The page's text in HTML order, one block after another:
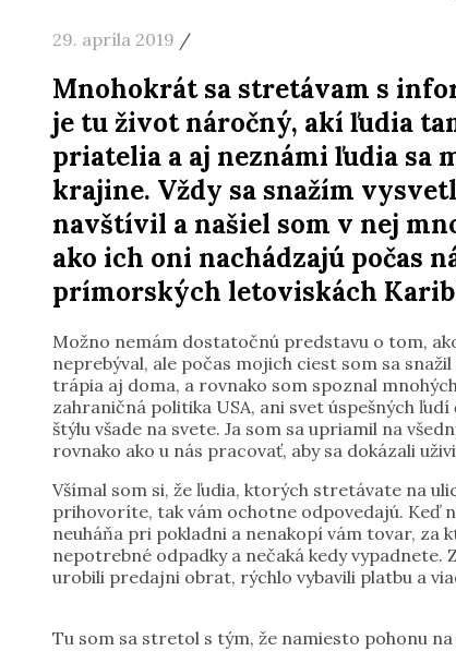
29. apríla 2019 /
Mnohokrát sa stretávam s
je tu život náročný, akí ľudia
priatelia a aj neznámi ľudia sa
krajine. Vždy sa snažím
navštívil a našiel som v nej
ako ich oni nachádzajú počas
prímorských letoviskách
Možno nemám dostatočnú predstavu o tom,
neprebýval, ale počas mojich ciest som sa
trápia aj doma, a rovnako som spoznal
zahraničná politika USA, ani svet úspešných
štýlu všade na svete. Ja som sa upriamil na
rovnako ako u nás pracovať, aby sa dokázali
Všímal som si, že ľudia, ktorých stretávate na
prihovoríte, tak vám ochotne odpovedajú. Keď
neuháňa pri pokladni a nenakopí vám tovar, za
nepotrebné odpadky a nečaká kedy vypadnete.
urobili predajni obrat, rýchlo vybavili platbu a
Tu som sa stretol s tým, že namiesto pohonu